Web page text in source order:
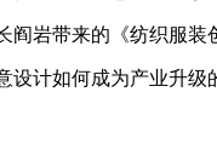
阎岩带来的《纺织服
计如何成为产业升级